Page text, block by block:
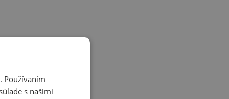
Používaním
s našimi